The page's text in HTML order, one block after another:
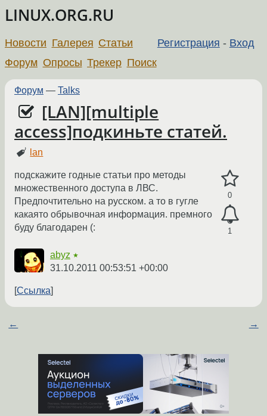
LINUX.ORG.RU
Регистрация - Вход
Новости Галерея Статьи
Форум Опросы Трекер Поиск
Форум — Talks
[LAN][multiple
access]подкиньте статей.
lan
0
1
подскажите годные статьи про методы
множественного доступа в ЛВС.
Предпочтительно на русском. а то в гугле
какаято обрывочная информация. премного
буду благодарен (:
abyz ★
31.10.2011 00:53:51 +00:00
Ссылка
← →